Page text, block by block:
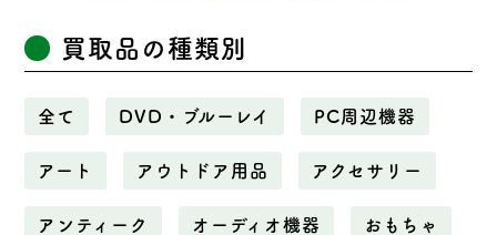
買取品の種類別
全て DVD・ブルーレイ PC周辺機器
アート アウトドア用品 アクセサリー
アンティーク オーディオ機器 おもちゃ